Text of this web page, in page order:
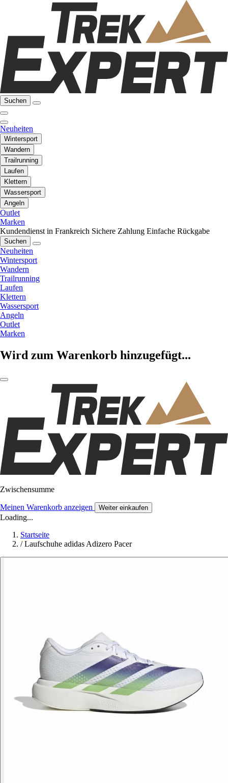
Suchen
Neuheiten
Wintersport
Wandern
Trailrunning
Laufen
Klettern
Wassersport
Angeln
Outlet
Marken
Kundendienst in Frankreich Sichere Zahlung Einfache Rückgabe
Suchen
Neuheiten
Wintersport
Wandern
Trailrunning
Laufen
Klettern
Wassersport
Angeln
Outlet
Marken
Wird zum Warenkorb hinzugefügt...
Zwischensumme
Meinen Warenkorb anzeigen Weiter einkaufen
Loading...
Startseite
/ Laufschuhe adidas Adizero Pacer